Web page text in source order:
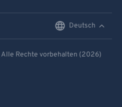
Deutsch
Alle Rechte vorbehalten (2026)